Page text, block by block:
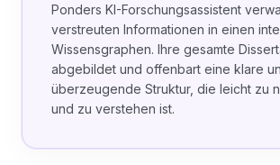
Ponders KI-Forschungsassistent
verstreuten Informationen in einen
Wissensgraphen. Ihre gesamte
abgebildet und offenbart eine klare
überzeugende Struktur, die leicht zu
und zu verstehen ist.